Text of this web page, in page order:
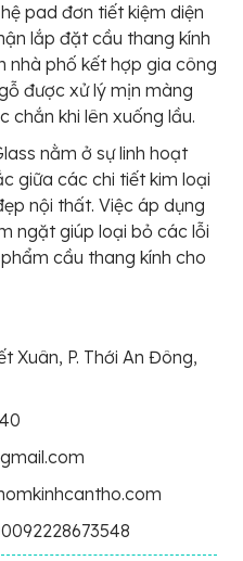
pad đơn tiết kiệm diện
lắp đặt cầu thang kính
nhà phố kết hợp gia công
được xử lý mịn màng
khi lên xuống lầu.
nằm ở sự linh hoạt
giữa các chi tiết kim loại
nội thất. Việc áp dụng
ngặt giúp loại bỏ các lỗi
cầu thang kính cho
Xuân, P. Thới An Đông,